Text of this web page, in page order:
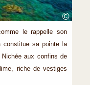
©
le rappelle son
constitue sa pointe la
aux confins de
riche de vestiges